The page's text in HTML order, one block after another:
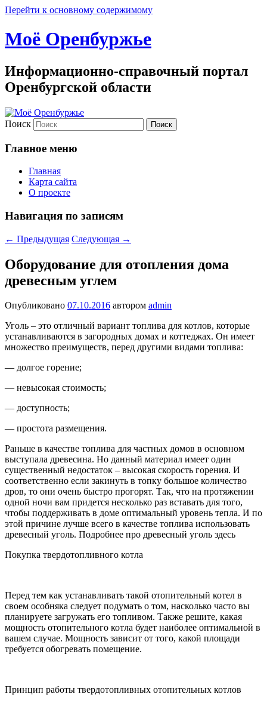
Перейти к основному содержимому
Моё Оренбуржье
Информационно-справочный портал
Оренбургской области
Поиск
Главное меню
Главная
Карта сайта
О проекте
Навигация по записям
← Предыдущая Следующая →
Оборудование для отопления дома
древесным углем
Опубликовано 07.10.2016 автором admin
Уголь – это отличный вариант топлива для котлов, которые
устанавливаются в загородных домах и коттеджах. Он имеет
множество преимуществ, перед другими видами топлива:
— долгое горение;
— невысокая стоимость;
— доступность;
— простота размещения.
Раньше в качестве топлива для частных домов в основном
выступала древесина. Но данный материал имеет один
существенный недостаток – высокая скорость горения. И
соответственно если закинуть в топку большое количество
дров, то они очень быстро прогорят. Так, что на протяжении
одной ночи вам придется несколько раз вставать для того,
чтобы поддерживать в доме оптимальный уровень тепла. И по
этой причине лучше всего в качестве топлива использовать
древесный уголь. Подробнее про древесный уголь здесь
Покупка твердотопливного котла
Перед тем как устанавливать такой отопительный котел в
своем особняка следует подумать о том, насколько часто вы
планируете загружать его топливом. Также решите, какая
мощность отопительного котла будет наиболее оптимальной в
вашем случае. Мощность зависит от того, какой площади
требуется обогревать помещение.
Принцип работы твердотопливных отопительных котлов